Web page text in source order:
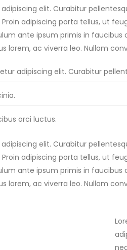
elit. Curabitur
adipiscing porta tellus, ut
ante ipsum primis in
lorem, ac viverra leo. Nullam
adipiscing elit. Curabitur
orci luctus.
elit. Curabitur
adipiscing porta tellus, ut
ante ipsum primis in
lorem, ac viverra leo. Nullam